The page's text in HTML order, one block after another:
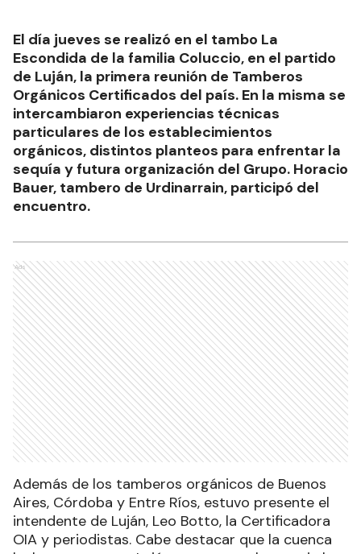
El día jueves se realizó en el tambo La
Escondida de la familia Coluccio, en el partido
de Luján, la primera reunión de Tamberos
Orgánicos Certificados del país. En la misma se
intercambiaron experiencias técnicas
particulares de los establecimientos
orgánicos, distintos planteos para enfrentar la
sequía y futura organización del Grupo. Horacio
Bauer, tambero de Urdinarrain, participó del
encuentro.
Ads
Además de los tamberos orgánicos de Buenos
Aires, Córdoba y Entre Ríos, estuvo presente el
intendente de Luján, Leo Botto, la Certificadora
OIA y periodistas. Cabe destacar que la cuenca